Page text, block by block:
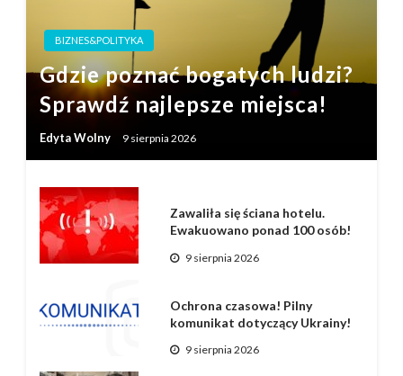
BIZNES&POLITYKA
Gdzie poznać bogatych ludzi?
Sprawdź najlepsze miejsca!
Edyta Wolny 9 sierpnia 2026
Zawaliła się ściana hotelu.
Ewakuowano ponad 100 osób!
9 sierpnia 2026
Ochrona czasowa! Pilny
komunikat dotyczący Ukrainy!
9 sierpnia 2026